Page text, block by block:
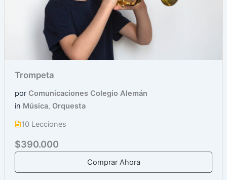
Trompeta
por Comunicaciones Colegio Alemán
in Música, Orquesta
10 Lecciones
$390.000
Comprar Ahora